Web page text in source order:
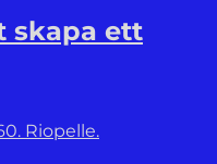
skapa ett